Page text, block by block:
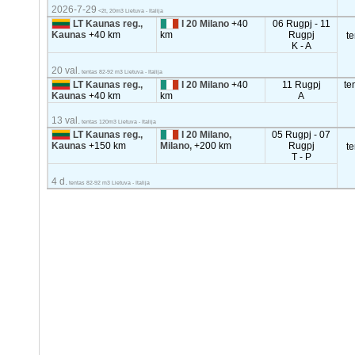
2026-7-29 <2t, 20m3 Lietuva - Italija
LT Kaunas reg.,
Kaunas+40 km
I 20 Milano+40
km
06 Rugpj - 11
Rugpj
K - A
20 val. tentas 82-92 m3 Lietuva - Italija
LT Kaunas reg.,
Kaunas+40 km
I 20 Milano+40
km
11 Rugpj
A
13 val. tentas 120m3 Lietuva - Italija
LT Kaunas reg.,
Kaunas+150 km
I 20 Milano,
Milano,+200 km
05 Rugpj - 07
Rugpj
T - P
4 d. tentas 82-92 m3 Lietuva - Italija